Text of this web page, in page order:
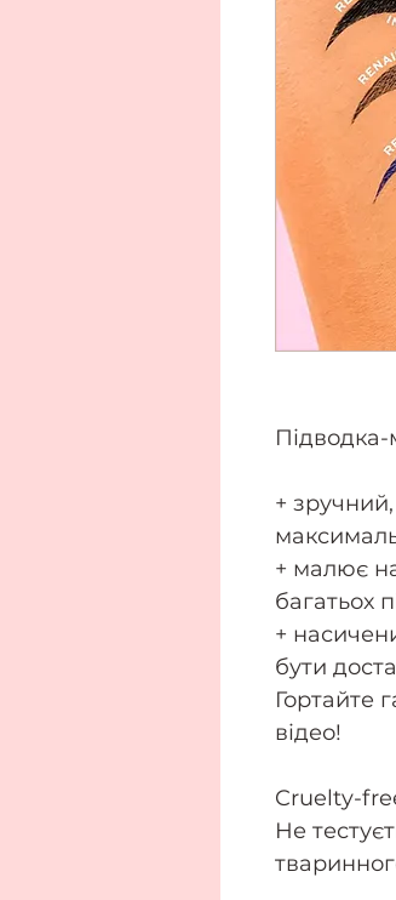
+
+ малює
багатьох
+
бути
Гортайте
відео!
Cruelty-
Не